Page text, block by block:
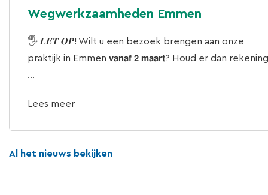
Wegwerkzaamheden Emmen
🖐 𝑳𝑬𝑻 𝑶𝑷! Wilt u een bezoek brengen aan onze
praktijk in Emmen 𝘃𝗮𝗻𝗮𝗳 𝟮 𝗺𝗮𝗮𝗿𝘁? Houd er dan rekening
...
Lees meer
Al het nieuws bekijken